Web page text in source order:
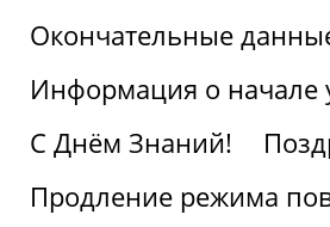
Окончательные
Информация о начале
С Днём Знаний!
Продление режима